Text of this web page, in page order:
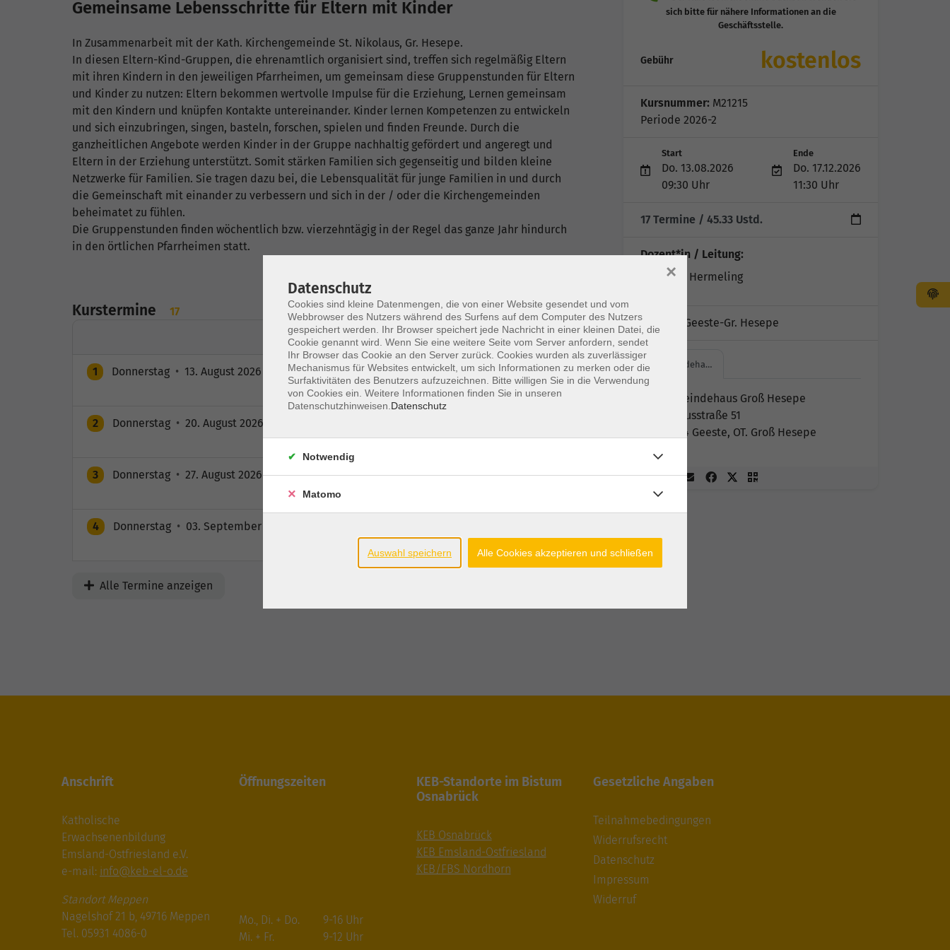
Gemeinsame Lebensschritte für Eltern mit Kinder
In Zusammenarbeit mit der Kath. Kirchengemeinde St. Nikolaus, Gr. Hesepe.
In diesen Eltern-Kind-Gruppen, die ehrenamtlich organisiert sind, treffen sich regelmäßig Eltern
mit ihren Kindern in den jeweiligen Pfarrheimen, um gemeinsam diese Gruppenstunden für Eltern
und Kinder zu nutzen: Eltern bekommen wertvolle Impulse für die Erziehung, Lernen gemeinsam
mit den Kindern und knüpfen Kontakte untereinander. Kinder lernen Kompetenzen zu entwickeln
und sich einzubringen, singen, basteln, forschen, spielen und finden Freunde. Durch die
ganzheitlichen Angebote werden Kinder in der Gruppe nachhaltig gefördert und angeregt und
Eltern in der Erziehung unterstützt. Somit stärken Familien sich gegenseitig und bilden kleine
Netzwerke für Familien. Sie tragen dazu bei, die Lebensqualität für junge Familien in und durch
die Gemeinschaft mit einander zu verbessern und sich in der / oder die Kirchengemeinden
beheimatet zu fühlen.
Die Gruppenstunden finden wöchentlich bzw. vierzehntägig in der Regel das ganze Jahr hindurch
in den örtlichen Pfarrheimen statt.
Kurstermine
17
Ort / Raum
1 Donnerstag • 13. August 2026 09:30 – 11:30 Uhr
Gemeindehaus Groß
Hesepe
2 Donnerstag • 20. August 2026
Hesepe
3 Donnerstag • 27. August 2026 • 09:30 – 11:30 Uhr
Gemeindehaus Groß
4 Donnerstag • 03. September 2026
Hesepe
Alle Termine anzeigen
Gebühr kostenlos
Kursnummer: M21215
Periode 2026-2
Start
Do. 13.08.2026
09:30 Uhr
Ende
Do. 17.12.2026
11:30 Uhr
17 Termine / 45.33 Ustd.
Dozent*in / Leitung:
Christina Hermeling
Kursort: Geeste-Gr. Hesepe
Gemeindeha…
Gemeindehaus Groß Hesepe
Markusstraße 51
49744 Geeste, OT. Groß Hesepe
Anschrift
Katholische
Erwachsenenbildung
Emsland-Ostfriesland e.V.
e-mail: info@keb-el-o.de
Standort Meppen
Nagelshof 21 b, 49716 Meppen
Tel. 05931 4086-0
Öffnungszeiten
Mo., Di. + Do.
Mi. + Fr.
9-16 Uhr
9-12 Uhr
KEB-Standorte im Bistum
Osnabrück
KEB Osnabrück
KEB Emsland-Ostfriesland
KEB/FBS Nordhorn
Gesetzliche Angaben
Teilnahmebedingungen
Widerrufsrecht
Datenschutz
Impressum
Widerruf
Datenschutz
Cookies sind kleine Datenmengen, die von einer Website gesendet und vom
Webbrowser des Nutzers während des Surfens auf dem Computer des Nutzers
gespeichert werden. Ihr Browser speichert jede Nachricht in einer kleinen Datei, die
Cookie genannt wird. Wenn Sie eine weitere Seite vom Server anfordern, sendet
Ihr Browser das Cookie an den Server zurück. Cookies wurden als zuverlässiger
Mechanismus für Websites entwickelt, um sich Informationen zu merken oder die
Surfaktivitäten des Benutzers aufzuzeichnen. Bitte willigen Sie in die Verwendung
von Cookies ein. Weitere Informationen finden Sie in unseren
Datenschutzhinweisen. Datenschutz
×
Notwendig
Matomo
Auswahl speichern Alle Cookies akzeptieren und schließen